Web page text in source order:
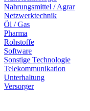
Nahrungsmittel / Agrar
Netzwerktechnik
Öl / Gas
Pharma
Rohstoffe
Software
Sonstige Technologie
Telekommunikation
Unterhaltung
Versorger